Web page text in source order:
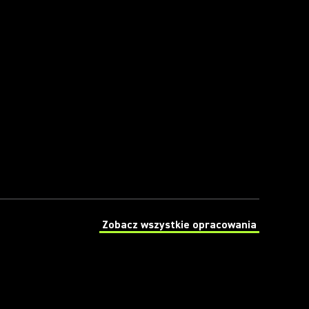
Zobacz wszystkie opracowania
(Opens in a new tab)